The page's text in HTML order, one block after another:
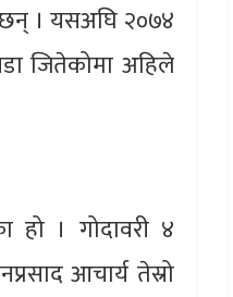
छन् । यसअघि २०७४
जितेकोमा अहिले
हो । गोदावरी ४
आचार्य तेस्रो